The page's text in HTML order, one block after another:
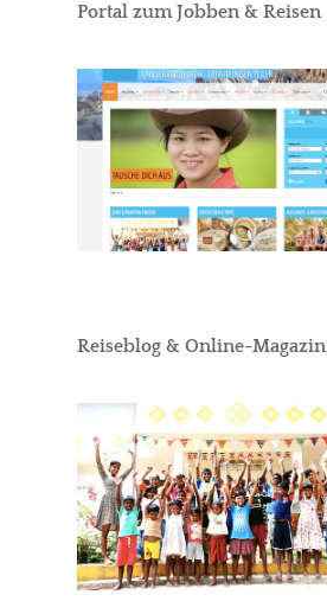
Portal zum Jobben & Reisen
Reiseblog & Online-Magazin